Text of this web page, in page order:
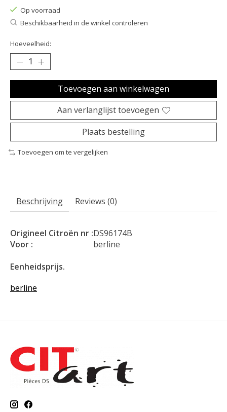
Op voorraad
Beschikbaarheid in de winkel controleren
Hoeveelheid:
Toevoegen aan winkelwagen
Aan verlanglijst toevoegen
Plaats bestelling
Toevoegen om te vergelijken
Beschrijving Reviews (0)
Origineel Citroën nr :DS96174B
Voor :
berline
Eenheidsprijs.
berline